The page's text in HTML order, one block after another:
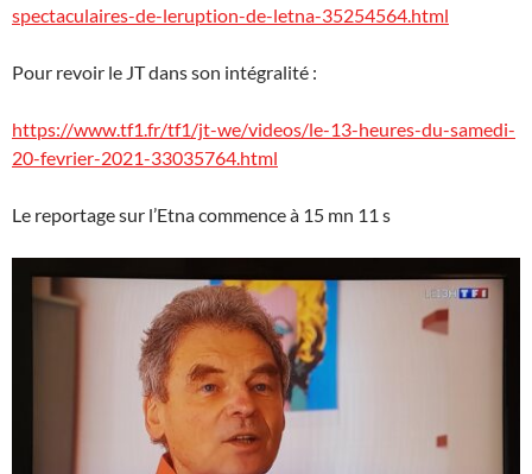
spectaculaires-de-leruption-de-letna-35254564.html
Pour revoir le JT dans son intégralité :
https://www.tf1.fr/tf1/jt-we/videos/le-13-heures-du-samedi-
20-fevrier-2021-33035764.html
Le reportage sur l’Etna commence à 15 mn 11 s